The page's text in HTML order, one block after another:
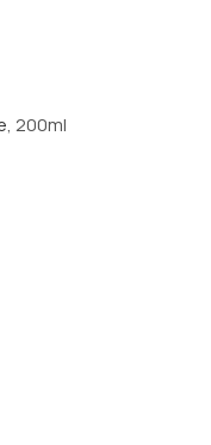
, 200ml